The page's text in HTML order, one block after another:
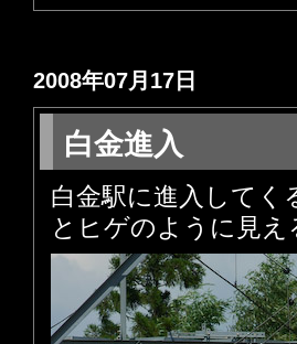
2008年07月17日
白金進入
白金駅に進入してく
とヒゲのように見